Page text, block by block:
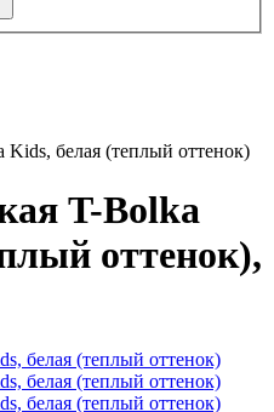
Kids, белая (теплый оттенок)
T-Bolka
оттенок),